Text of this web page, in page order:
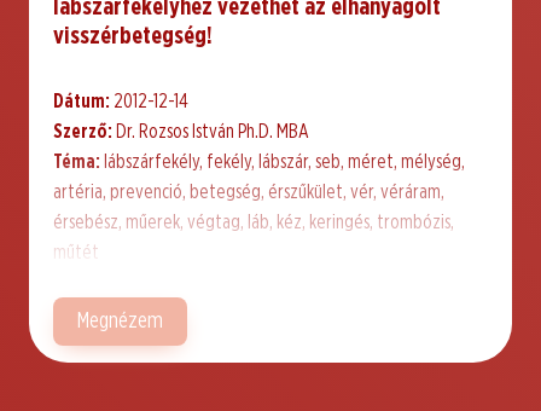
lábszárfekélyhez vezethet az elhanyagolt
visszérbetegség!
Dátum: 2012-12-14
Szerző: Dr. Rozsos István Ph.D. MBA
Téma: lábszárfekély, fekély, lábszár, seb, méret, mélység,
artéria, prevenció, betegség, érszűkület, vér, véráram,
érsebész, műerek, végtag, láb, kéz, keringés, trombózis,
műtét
Megnézem